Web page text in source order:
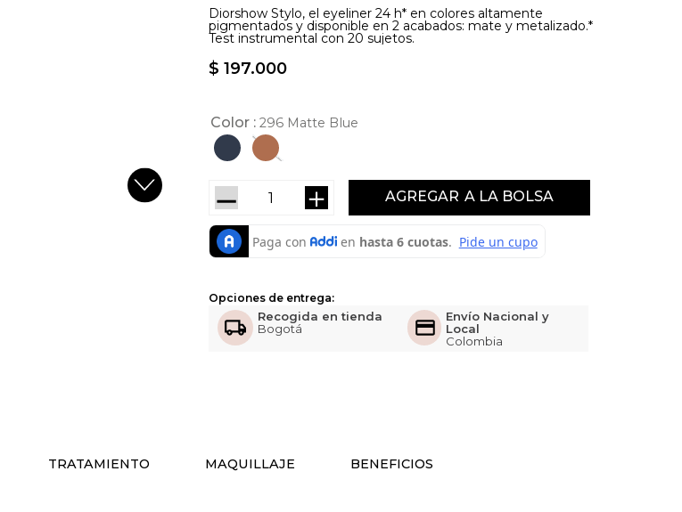
Diorshow Stylo, el eyeliner 24 h* en colores altamente
pigmentados y disponible en 2 acabados: mate y metalizado.*
Test instrumental con 20 sujetos.
$ 197.000
Color 296 Matte Blue
AGREGAR
＋
－
Opciones de entrega:
Recogida en tienda
Bogotá
Envío Nacional y
Local
Colombia
TRATAMIENTO MAQUILLAJE BENEFICIOS